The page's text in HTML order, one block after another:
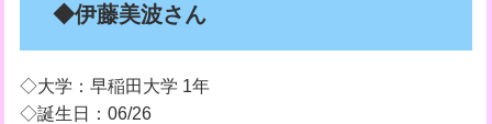
◆伊藤美波さん
◇大学：早稲田大学 1年
◇誕生日：06/26